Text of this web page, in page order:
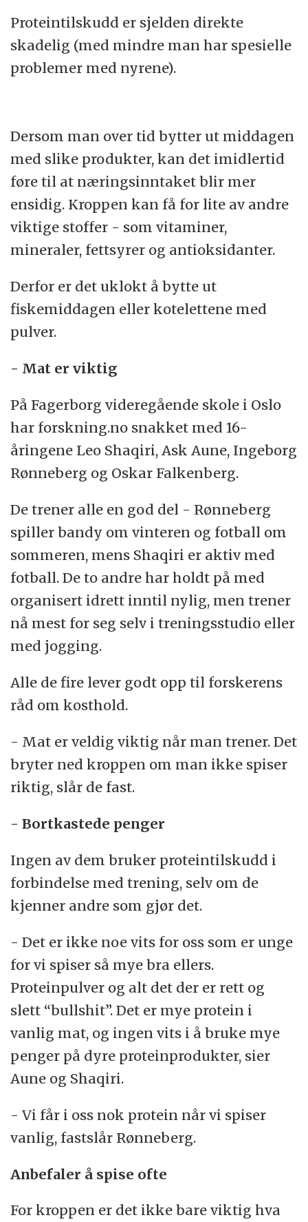
Proteintilskudd er sjelden direkte
skadelig (med mindre man har spesielle
problemer med nyrene).
Dersom man over tid bytter ut middagen
med slike produkter, kan det imidlertid
føre til at næringsinntaket blir mer
ensidig. Kroppen kan få for lite av andre
viktige stoffer - som vitaminer,
mineraler, fettsyrer og antioksidanter.
Derfor er det uklokt å bytte ut
fiskemiddagen eller kotelettene med
pulver.
- Mat er viktig
På Fagerborg videregående skole i Oslo
har forskning.no snakket med 16-
åringene Leo Shaqiri, Ask Aune, Ingeborg
Rønneberg og Oskar Falkenberg.
De trener alle en god del - Rønneberg
spiller bandy om vinteren og fotball om
sommeren, mens Shaqiri er aktiv med
fotball. De to andre har holdt på med
organisert idrett inntil nylig, men trener
nå mest for seg selv i treningsstudio eller
med jogging.
Alle de fire lever godt opp til forskerens
råd om kosthold.
- Mat er veldig viktig når man trener. Det
bryter ned kroppen om man ikke spiser
riktig, slår de fast.
- Bortkastede penger
Ingen av dem bruker proteintilskudd i
forbindelse med trening, selv om de
kjenner andre som gjør det.
- Det er ikke noe vits for oss som er unge
for vi spiser så mye bra ellers.
Proteinpulver og alt det der er rett og
slett “bullshit”. Det er mye protein i
vanlig mat, og ingen vits i å bruke mye
penger på dyre proteinprodukter, sier
Aune og Shaqiri.
- Vi får i oss nok protein når vi spiser
vanlig, fastslår Rønneberg.
Anbefaler å spise ofte
For kroppen er det ikke bare viktig hva